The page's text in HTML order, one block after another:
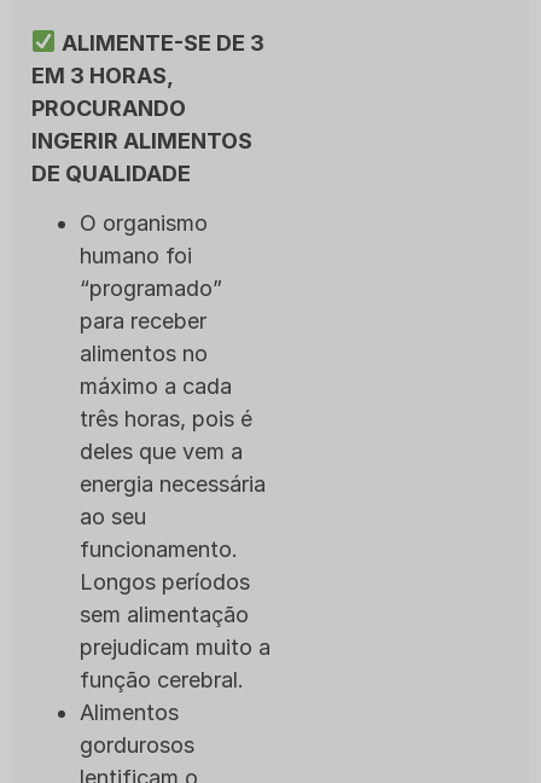
ALIMENTE-SE DE 3
EM 3 HORAS,
PROCURANDO
INGERIR ALIMENTOS
DE QUALIDADE
O organismo
humano foi
“programado”
para receber
alimentos no
máximo a cada
três horas, pois é
deles que vem a
energia necessária
ao seu
funcionamento.
Longos períodos
sem alimentação
prejudicam muito a
função cerebral.
Alimentos
gordurosos
lentificam o